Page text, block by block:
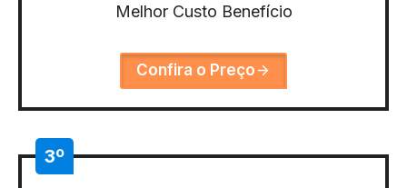
Melhor Custo Benefício
Confira o Preço
3º